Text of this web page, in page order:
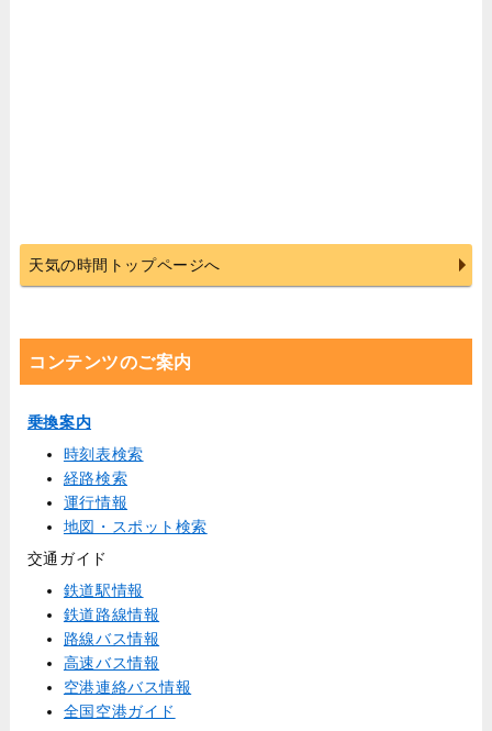
天気の時間トップページへ
コンテンツのご案内
乗換案内
時刻表検索
経路検索
運行情報
地図・スポット検索
交通ガイド
鉄道駅情報
鉄道路線情報
路線バス情報
高速バス情報
空港連絡バス情報
全国空港ガイド